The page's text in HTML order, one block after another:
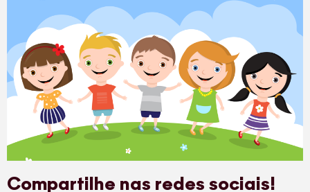
Compartilhe nas redes sociais!